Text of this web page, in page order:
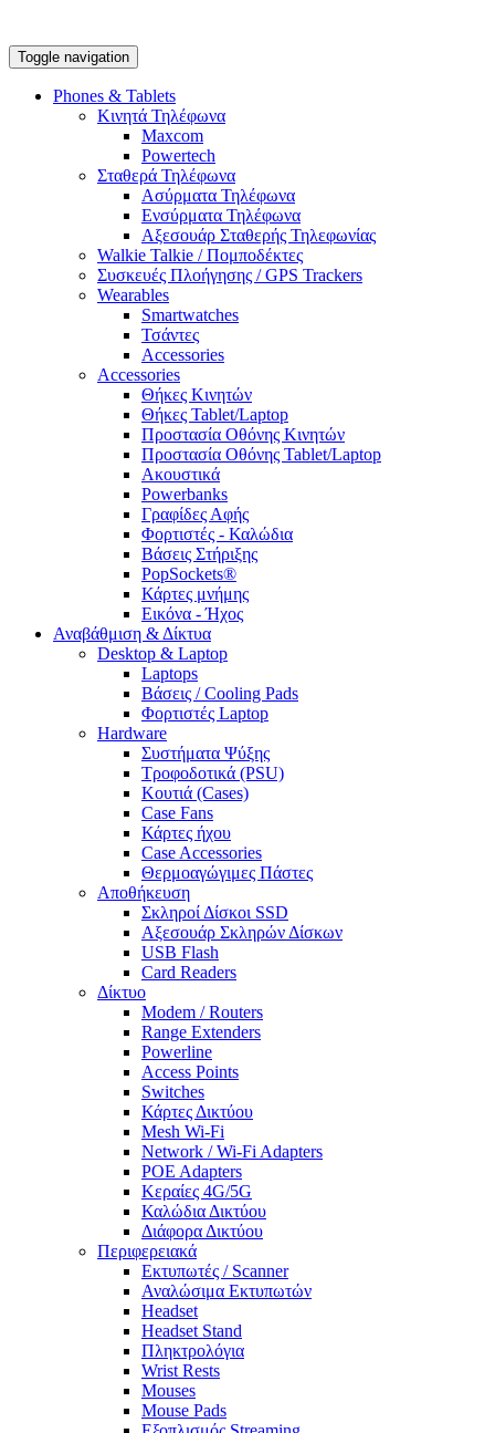
Toggle navigation
Phones & Tablets
Κινητά Τηλέφωνα
Maxcom
Powertech
Σταθερά Τηλέφωνα
Ασύρματα Τηλέφωνα
Ενσύρματα Τηλέφωνα
Αξεσουάρ Σταθερής Τηλεφωνίας
Walkie Talkie / Πομποδέκτες
Συσκευές Πλοήγησης / GPS Trackers
Wearables
Smartwatches
Τσάντες
Accessories
Accessories
Θήκες Κινητών
Θήκες Tablet/Laptop
Προστασία Οθόνης Κινητών
Προστασία Οθόνης Tablet/Laptop
Ακουστικά
Powerbanks
Γραφίδες Αφής
Φορτιστές - Καλώδια
Βάσεις Στήριξης
PopSockets®
Κάρτες μνήμης
Εικόνα - Ήχος
Αναβάθμιση & Δίκτυα
Desktop & Laptop
Laptops
Βάσεις / Cooling Pads
Φορτιστές Laptop
Hardware
Συστήματα Ψύξης
Τροφοδοτικά (PSU)
Κουτιά (Cases)
Case Fans
Κάρτες ήχου
Case Accessories
Θερμοαγώγιμες Πάστες
Αποθήκευση
Σκληροί Δίσκοι SSD
Αξεσουάρ Σκληρών Δίσκων
USB Flash
Card Readers
Δίκτυο
Modem / Routers
Range Extenders
Powerline
Access Points
Switches
Κάρτες Δικτύου
Mesh Wi-Fi
Network / Wi-Fi Adapters
POE Adapters
Κεραίες 4G/5G
Καλώδια Δικτύου
Διάφορα Δικτύου
Περιφερειακά
Εκτυπωτές / Scanner
Αναλώσιμα Εκτυπωτών
Headset
Headset Stand
Πληκτρολόγια
Wrist Rests
Mouses
Mouse Pads